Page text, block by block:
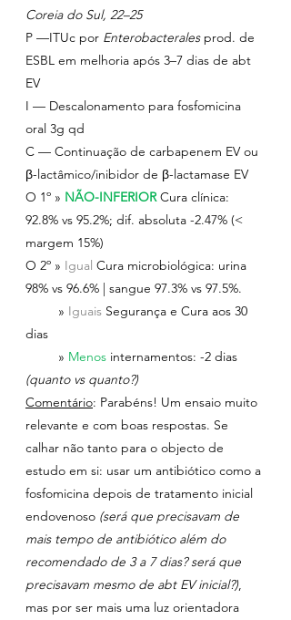
Coreia do Sul, 22–25
P —ITUc por Enterobacterales prod. de
ESBL em melhoria após 3–7 dias de abt
EV
I — Descalonamento para fosfomicina
oral 3g qd
C — Continuação de carbapenem EV ou
β-lactâmico/inibidor de β-lactamase EV
O 1º » NÃO-INFERIOR Cura clínica:
92.8% vs 95.2%; dif. absoluta -2.47% (<
margem 15%)
O 2º » Igual Cura microbiológica: urina
98% vs 96.6% | sangue 97.3% vs 97.5%.
» Iguais Segurança e Cura aos 30
dias
» Menos internamentos: -2 dias
(quanto vs quanto?)
Comentário: Parabéns! Um ensaio muito
relevante e com boas respostas. Se
calhar não tanto para o objecto de
estudo em si: usar um antibiótico como a
fosfomicina depois de tratamento inicial
endovenoso (será que precisavam de
mais tempo de antibiótico além do
recomendado de 3 a 7 dias? será que
precisavam mesmo de abt EV inicial?),
mas por ser mais uma luz orientadora